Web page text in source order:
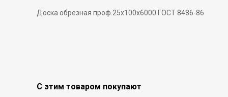
Доска обрезная проф.25х100х6000 ГОСТ 8486-86
С этим товаром покупают